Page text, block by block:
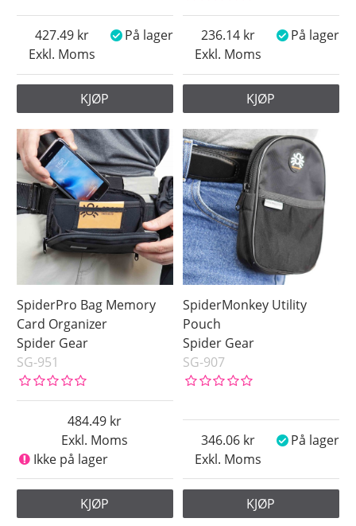
Exkl. Moms
427.49 På lager
KJØP
Exkl. Moms
236.14 På lager
KJØP
SpiderPro Bag Memory
Card Organizer
Spider Gear
SG-951
Exkl. Moms
484.49
Ikke på lager
KJØP
SpiderMonkey Utility
Pouch
Spider Gear
SG-907
Exkl. Moms
346.06 På lager
KJØP